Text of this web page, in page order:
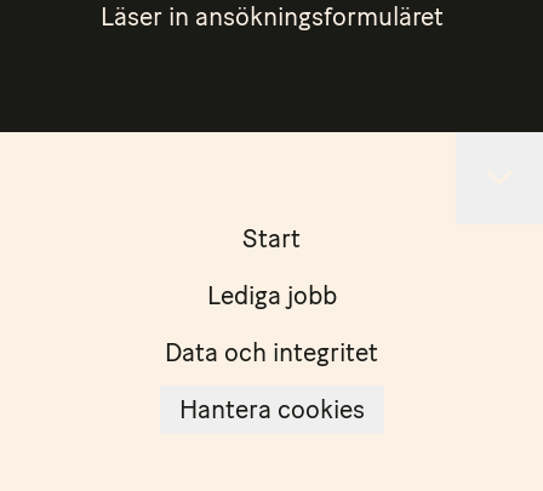
Läser in ansökningsformuläret
Start
Lediga jobb
Data och integritet
Hantera cookies